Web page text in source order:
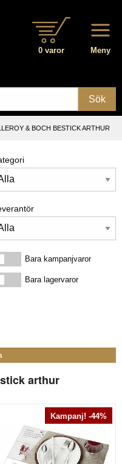
Meny
0 varor
Sök
& BOCH BESTICK ARTHUR
kampanjvaror
Bara kampanjvaror
lagervarorBara lagervaror
arthur
Kampanj! -44%